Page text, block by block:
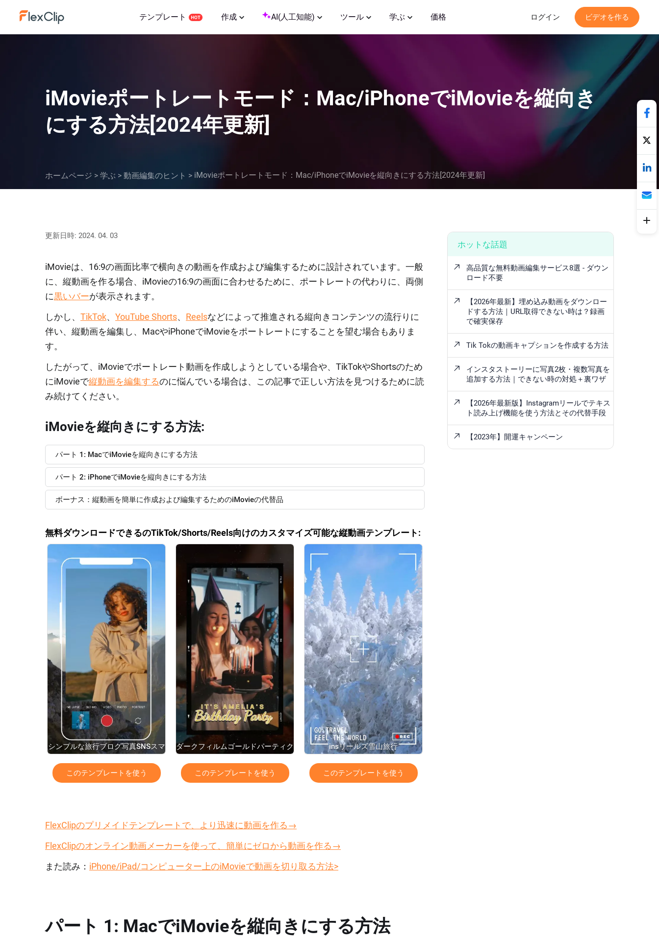
テンプレート 作成 AI(人工知能) ツール 学ぶ 価格 ログイン ビデオを作る
iMovieポートレートモード：Mac/iPhoneでiMovieを縦向き
にする方法[2024年更新]
ホームページ > 学ぶ > 動画編集のヒント > iMovieポートレートモード：Mac/iPhoneでiMovieを縦向きにする方法[2024年更新]
更新日時: 2024. 04. 03
iMovieは、16:9の画面比率で横向きの動画を作成および編集するために設計されています。一般
に、縦動画を作る場合、iMovieの16:9の画面に合わせるために、ポートレートの代わりに、両側
に黒いバーが表示されます。
しかし、 TikTok、 YouTube Shorts、 Reelsなどによって推進される縦向きコンテンツの流行りに
伴い、縦動画を編集し、MacやiPhoneでiMovieをポートレートにすることを望む場合もありま
す。
したがって、iMovieでポートレート動画を作成しようとしている場合や、TikTokやShortsのため
にiMovieで縦動画を編集するのに悩んでいる場合は、この記事で正しい方法を見つけるために読
み続けてください。
iMovieを縦向きにする方法:
パート 1: MacでiMovieを縦向きにする方法
パート 2: iPhoneでiMovieを縦向きにする方法
ボーナス：縦動画を簡単に作成および編集するためのiMovieの代替品
無料ダウンロードできるのTikTok/Shorts/Reels向けのカスタマイズ可能な縦動画テンプレート:
シンプルな旅行ブログ写真SNSスマ
ートフォンストーリー
このテンプレートを使う
ダークフィルムゴールドパーティク
ル誕生日招待
このテンプレートを使う
insリールズ雪山旅行
このテンプレートを使う
FlexClipのプリメイドテンプレートで、より迅速に動画を作る→
FlexClipのオンライン動画メーカーを使って、簡単にゼロから動画を作る→
また読み： iPhone/iPad/コンピューター上のiMovieで動画を切り取る方法>
パート 1: MacでiMovieを縦向きにする方法
ホットな話題
高品質な無料動画編集サービス8選 - ダウン
ロード不要
【2026年最新】埋め込み動画をダウンロー
ドする方法｜URL取得できない時は？録画
で確実保存
Tik Tokの動画キャプションを作成する方法
インスタストーリーに写真2枚・複数写真を
追加する方法｜できない時の対処＋裏ワザ
【2026年最新版】Instagramリールでテキス
ト読み上げ機能を使う方法とその代替手段
【2023年】開運キャンペーン